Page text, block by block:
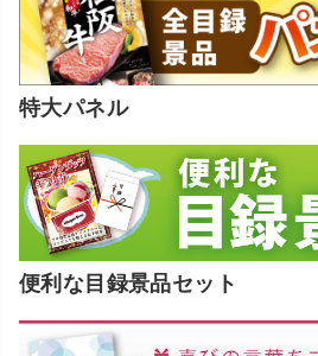
特大パネル
便利な目録景品セット